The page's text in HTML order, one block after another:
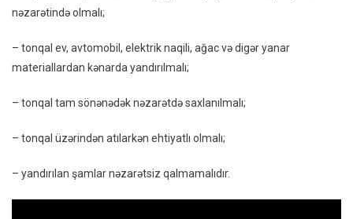
nəzarətində olmalı;
– tonqal ev, avtomobil, elektrik naqili, ağac və digər yanar
materiallardan kənarda yandırılmalı;
– tonqal tam sönənədək nəzarətdə saxlanılmalı;
– tonqal üzərindən atılarkən ehtiyatlı olmalı;
– yandırılan şamlar nəzarətsiz qalmamalıdır.